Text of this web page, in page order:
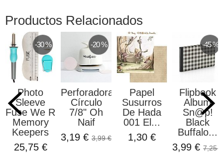
Productos Relacionados
-30 %
Photo
Sleeve
Fuse We R
Memory
Keepers
25,75 €
-20 %
Perforadora
Círculo
7/8" Oh
Naif
3,19 € 3,99 €
Papel
Susurros
De Hada
001 El...
1,30 €
-45 %
Flipbook
Album
Sn@p!
Black
Buffalo...
3,99 € 7,25 €